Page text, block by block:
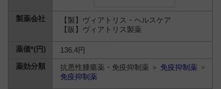
【製】ヴィアトリス・ヘルスケア
【販】ヴィアトリス製薬
136.4円
抗悪性腫瘍薬・免疫抑制薬 ＞ 免疫抑制薬 ＞
免疫抑制薬